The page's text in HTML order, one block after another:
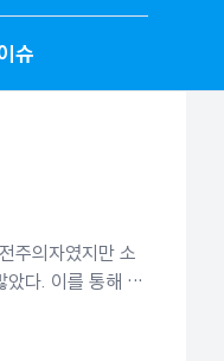
슈
주의자였지만 소
았다. 이를 통해 그
었다. 그는 그것이